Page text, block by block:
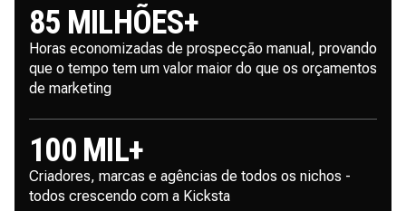
85 MILHÕES+
Horas economizadas de prospecção manual, provando
que o tempo tem um valor maior do que os orçamentos
de marketing
100 MIL+
Criadores, marcas e agências de todos os nichos -
todos crescendo com a Kicksta